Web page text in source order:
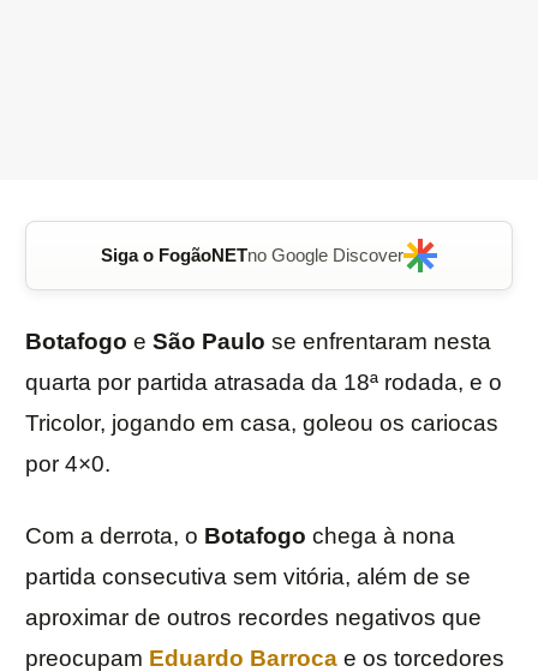
Siga o FogãoNETno Google Discover
Botafogo e São Paulo se enfrentaram nesta
quarta por partida atrasada da 18ª rodada, e o
Tricolor, jogando em casa, goleou os cariocas
por 4×0.
Com a derrota, o Botafogo chega à nona
partida consecutiva sem vitória, além de se
aproximar de outros recordes negativos que
preocupam Eduardo Barroca e os torcedores